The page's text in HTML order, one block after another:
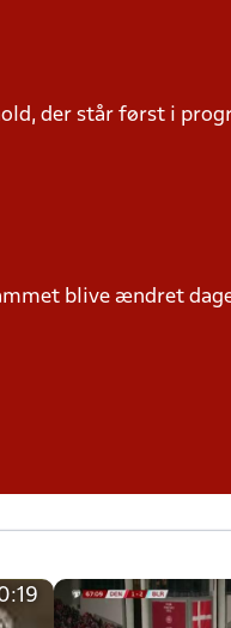
der står først i
blive ændret